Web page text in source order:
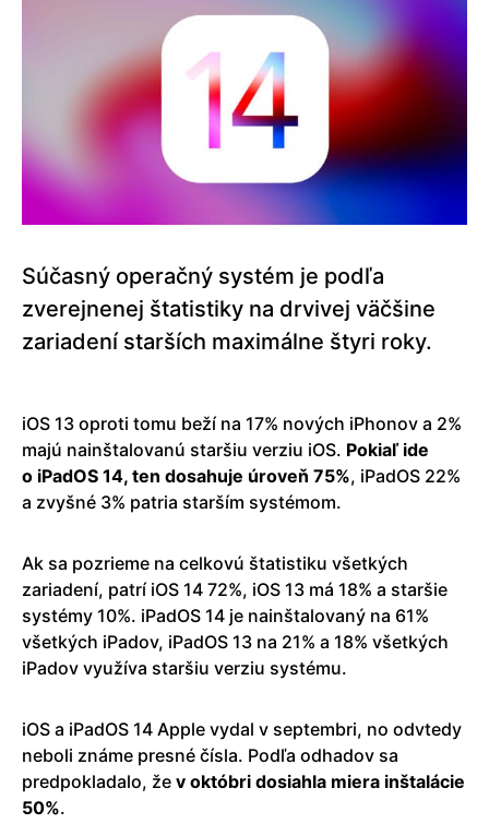
Súčasný operačný systém je podľa
zverejnenej štatistiky na drvivej väčšine
zariadení starších maximálne štyri roky.
iOS 13 oproti tomu beží na 17% nových iPhonov a 2%
majú nainštalovanú staršiu verziu iOS. Pokiaľ ide
o iPadOS 14, ten dosahuje úroveň 75%, iPadOS 22%
a zvyšné 3% patria starším systémom.
Ak sa pozrieme na celkovú štatistiku všetkých
zariadení, patrí iOS 14 72%, iOS 13 má 18% a staršie
systémy 10%. iPadOS 14 je nainštalovaný na 61%
všetkých iPadov, iPadOS 13 na 21% a 18% všetkých
iPadov využíva staršiu verziu systému.
iOS a iPadOS 14 Apple vydal v septembri, no odvtedy
neboli známe presné čísla. Podľa odhadov sa
predpokladalo, že v októbri dosiahla miera inštalácie
50%.